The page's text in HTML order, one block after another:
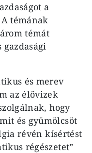
a
témának
témát
és merev
az élővizek
hogy
és gyümölcsöt
révén kísértést
régészetet”